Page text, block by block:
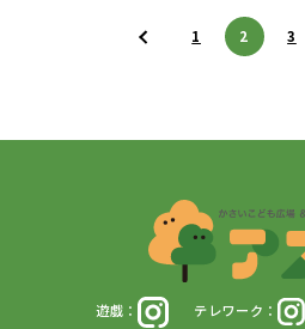
1 2 3
遊戯： テレワーク：